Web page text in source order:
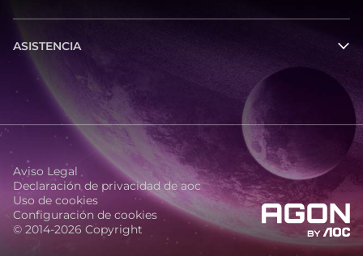
ASISTENCIA
© 2014-2026 Copyright
Aviso Legal
Declaración de privacidad de aoc
Uso de cookies
Configuración de cookies
agon